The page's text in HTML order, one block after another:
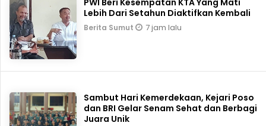
PWI Beri Kesempatan KTA Yang Mati
Lebih Dari Setahun Diaktifkan Kembali
Berita Sumut 7 jam lalu
Sambut Hari Kemerdekaan, Kejari Poso
dan BRI Gelar Senam Sehat dan Berbagi
Juara Unik